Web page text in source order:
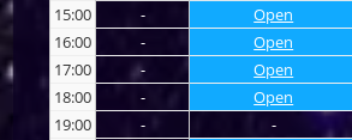
15:00
- Open
16:00
- Open
17:00
- Open
18:00
- Open
19:00
- -